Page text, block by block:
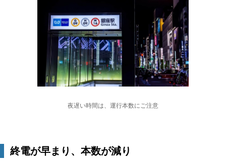
夜遅い時間は、運行本数にご注意
終電が早まり、本数が減り